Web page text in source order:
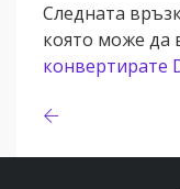
Следната
която може да
конвертирате